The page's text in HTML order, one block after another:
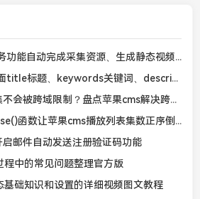
苹果CMS用定时任务功能自动完成采集资源、生成静态视频文章等操作
苹果CMS模板对页面title标题、keywords关键词、description描述的基本SEO优化
为什么苹果cms采集不会被跨域限制？盘点苹果cms解决跨域问题的9个实用方案
JavaScript的reverse()函数让苹果cms播放列表集数正序倒序排列自由切换
邮件自动发送注册验证码功能
程中的常见问题整理官方版
基础知识和设置的详细视频图文教程